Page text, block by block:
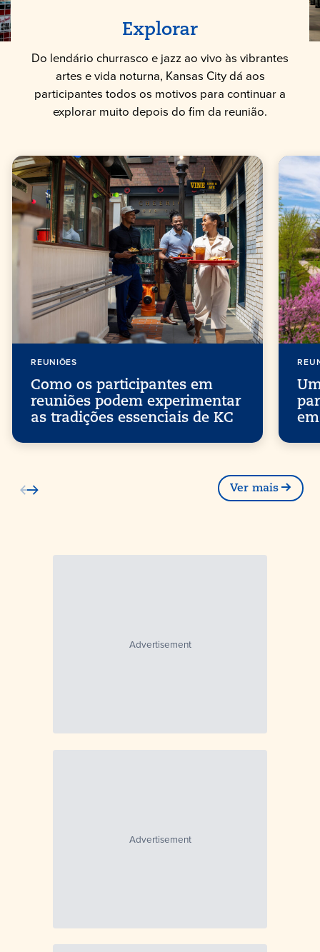
Explorar
Do lendário churrasco e jazz ao vivo às vibrantes
artes e vida noturna, Kansas City dá aos
participantes todos os motivos para continuar a
explorar muito depois do fim da reunião.
REUNIÕES
Como os participantes em
reuniões podem experimentar
as tradições essenciais de KC
Ver mais